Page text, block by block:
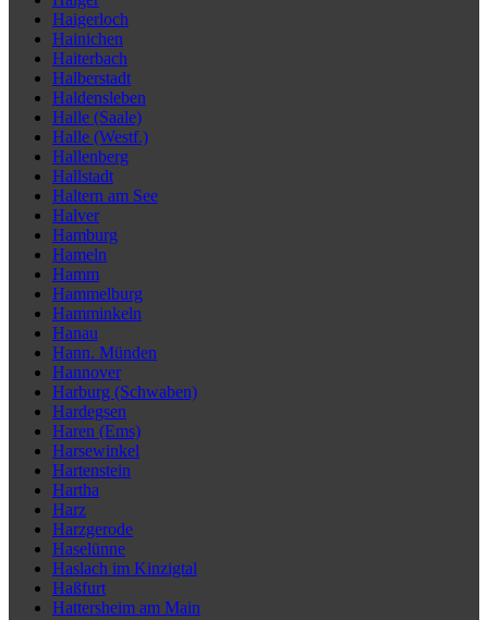
Haigerloch
Hainichen
Haiterbach
Halberstadt
Haldensleben
Halle (Saale)
Halle (Westf.)
Hallenberg
Hallstadt
Haltern am See
Halver
Hamburg
Hameln
Hamm
Hammelburg
Hamminkeln
Hanau
Hann. Münden
Hannover
Harburg (Schwaben)
Hardegsen
Haren (Ems)
Harsewinkel
Hartenstein
Hartha
Harz
Harzgerode
Haselünne
Haslach im Kinzigtal
Haßfurt
Hattersheim am Main